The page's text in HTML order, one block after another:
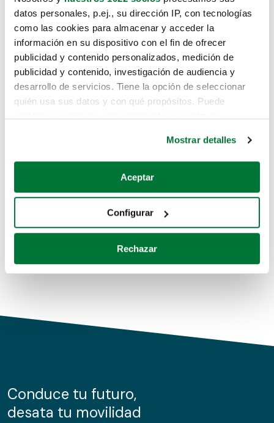
datos personales, p.ej., su dirección IP, con tecnologías
como las cookies para almacenar y acceder la
información en su dispositivo con el fin de ofrecer
publicidad y contenido personalizados, medición de
publicidad y contenido, investigación de audiencia y
desarrollo de servicios. Tiene la opción de seleccionar
quién usa sus datos y con qué propósitos. Puede
Si lo permite, también quisiéramos:
Recopilar información sobre su ubicación geográfica
Identificar su dispositivo analizándolo activamente
para buscar características específicas (huellas
Obtenga más información sobre cómo se procesan sus
de cookies.
información sobre el uso que haga del sitio web con
nuestros partners de redes sociales, publicidad y análisis
Mostrar detalles
Aceptar
Configurar
Rechazar
Lo sentimos, no sabemos como
te hemos traido hasta aquí.
Pero puedes encontrar el coche que estás
buscando en alguno de estos enlaces:
Coches de segunda mano
Coches de km0
Conduce tu futuro,
desata tu movilidad